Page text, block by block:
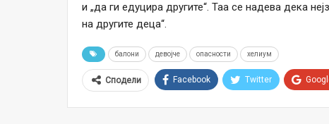
и „да ги едуцира другите“. Таа се надева дека
на другите деца“.
балони девојче опасности хелиум
Сподели Facebook Twitter